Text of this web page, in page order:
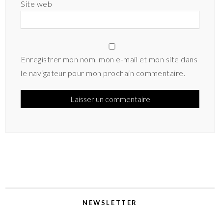
Site web
Enregistrer mon nom, mon e-mail et mon site dans
le navigateur pour mon prochain commentaire.
NEWSLETTER